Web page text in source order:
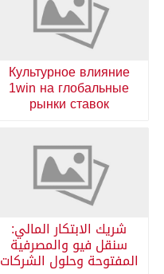
Культурное влияние
1win на глобальные
рынки ставок
شريك الابتكار المالي:
سنقل فيو والمصرفية
المفتوحة وحلول الشركات